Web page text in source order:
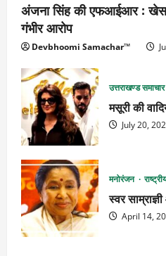
अंजना सिंह की एफआईआर :
गंभीर आरोप
Devbhoomi Samachar™
उत्तराखण्ड समाचार
मसूरी की
July 20,
मनोरंजन
स्वर
April 14,